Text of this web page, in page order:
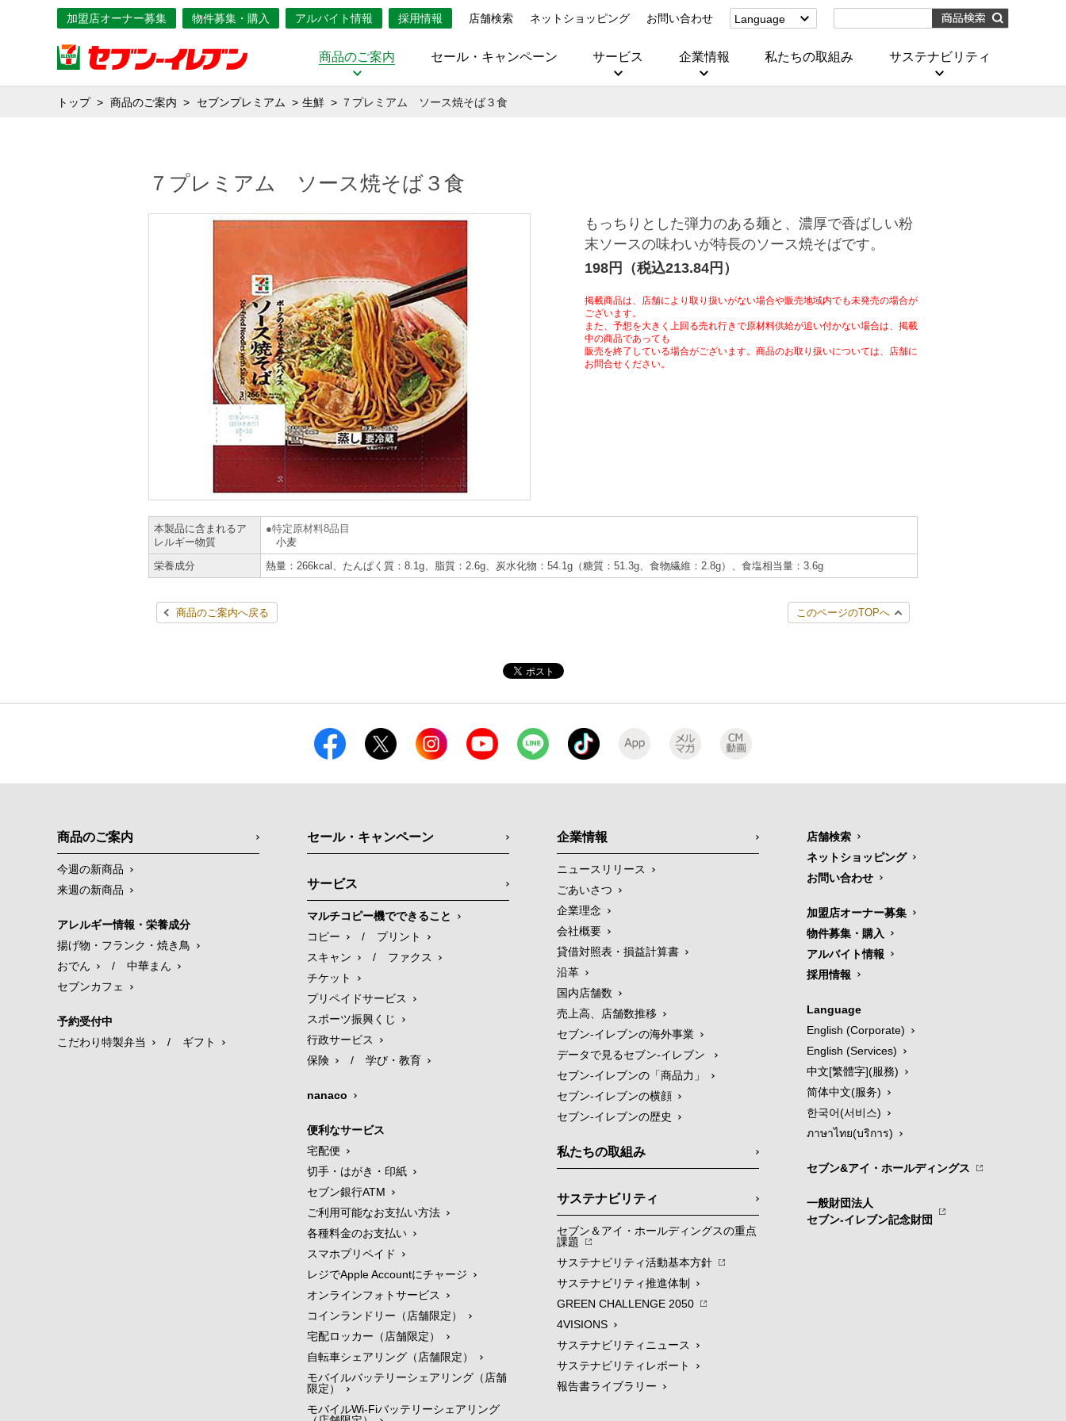
加盟店オーナー募集 物件募集・購入 アルバイト情報 採用情報 店舗検索 ネットショッピング お問い合わせ
Language
(Corporate)
商品のご案内 セール・キャンペーン サービス 企業情報 私たちの取組み サステナビリティ
トップ 商品のご案内 セブンプレミアム 生鮮 ７プレミアム ソース焼そば３食
７プレミアム ソース焼そば３食
もっちりとした弾力のある麺と、濃厚で香ばしい粉
末ソースの味わいが特長のソース焼そばです。
198円（税込213.84円）
掲載商品は、店舗により取り扱いがない場合や販売地域内でも未発売の場合が
ございます。
また、予想を大きく上回る売れ行きで原材料供給が追い付かない場合は、掲載
中の商品であっても
販売を終了している場合がございます。商品のお取り扱いについては、店舗に
お問合せください。
本製品に含まれるア
レルギー物質
特定原材料8品目
小麦
栄養成分
熱量：266kcal、たんぱく質：8.1g、脂質：2.6g、炭水化物：54.1g（糖質：51.3g、食物繊維：2.8g）、食塩相当量：3.6g
商品のご案内へ戻る このページのTOPへ
商品のご案内
今週の新商品
来週の新商品
アレルギー情報・栄養成分
揚げ物・フランク・焼き鳥
おでん
/
中華まん
セブンカフェ
予約受付中
こだわり特製弁当
/ ギフト
セール・キャンペーン
サービス
マルチコピー機でできること
コピー
/
プリント
スキャン
/
ファクス
チケット
プリペイドサービス
スポーツ振興くじ
行政サービス
保険
/ 学び・教育
nanaco
便利なサービス
宅配便
切手・はがき・印紙
セブン銀行ATM
ご利用可能なお支払い方法
各種料金のお支払い
スマホプリペイド
レジでApple Accountにチャージ
オンラインフォトサービス
コインランドリー（店舗限定）
宅配ロッカー（店舗限定）
自転車シェアリング（店舗限定）
モバイルバッテリーシェアリング（店舗
限定）
モバイルWi-Fiバッテリーシェアリング
企業情報
ニュースリリース
ごあいさつ
企業理念
会社概要
貸借対照表・損益計算書
沿革
国内店舗数
売上高、店舗数推移
セブン‐イレブンの海外事業
データで見るセブン‐イレブン
セブン‐イレブンの「商品力」
セブン-イレブンの横顔
セブン-イレブンの歴史
私たちの取組み
サステナビリティ
セブン＆アイ・ホールディングスの重点
課題
サステナビリティ活動基本方針
サステナビリティ推進体制
GREEN CHALLENGE 2050
4VISIONS
サステナビリティニュース
サステナビリティレポート
報告書ライブラリー
店舗検索
ネットショッピング
お問い合わせ
加盟店オーナー募集
物件募集・購入
アルバイト情報
採用情報
Language
English (Corporate)
English (Services)
中文[繁體字](服務)
简体中文(服务)
한국어(서비스)
ภาษาไทย(บริการ)
セブン&アイ・ホールディングス
一般財団法人
セブン-イレブン記念財団